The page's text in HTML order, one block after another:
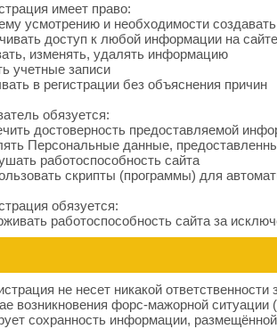
имеет право:
усмотрению и необходимости
доступ к любой информации на сайте
изменять, удалять информацию
учетные записи
в регистрации без объяснения причин
обязуется:
достоверность предоставляемой
Персональные данные,
работоспособность сайта
скрипты (программы) для
обязуется:
работоспособность сайта за
не несет никакой
возникновения форс-мажорной
сохранность информации,